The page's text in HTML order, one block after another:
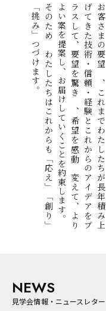
ニュースレター
採用情報
Facebook
Instagram
YouTube
会社情報
メッセージ
SDGsの取り組み
採用情報
お
客
さ
ま
の
要
望
に
、
こ
れ
ま
で
わ
た
し
た
ち
が
長
年
積
み
上
げ
て
き
た
技
術
・
信
頼
・
経
験
と
こ
れ
か
ら
の
ア
イ
デ
ア
を
プ
ラ
ス
し
て
、
要
望
を
驚
き
に
、
希
望
を
感
動
に
変
え
て
、
よ
り
よ
い
案
を
提
案
し
、
お
届
け
し
て
い
く
こ
と
を
約
束
し
ま
す
。
そ
の
た
め
に
わ
た
し
た
ち
は
こ
れ
か
ら
も
「
応
え
」
「
創
り
」
「
挑
み
」
つ
づ
け
ま
す
。
NEWS
見学会情報・ニュースレター